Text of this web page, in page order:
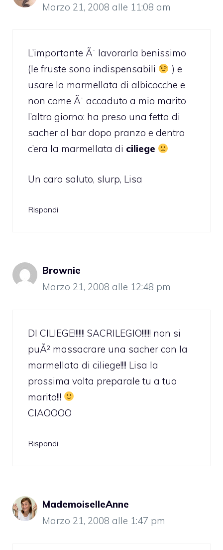
Marzo 21, 2008 alle 11:08 am
L’importante Ã¨ lavorarla benissimo
(le fruste sono indispensabili
) e
usare la marmellata di albicocche e
non come Ã¨ accaduto a mio marito
l’altro giorno: ha preso una fetta di
sacher al bar dopo pranzo e dentro
c’era la marmellata di ciliege
Un caro saluto, slurp, Lisa
Rispondi
Brownie
Marzo 21, 2008 alle 12:48 pm
DI CILIEGE!!!!!!! SACRILEGIO!!!!!! non si
puÃ² massacrare una sacher con la
marmellata di ciliege!!!! Lisa la
prossima volta preparale tu a tuo
marito!!!
CIAOOOO
Rispondi
MademoiselleAnne
Marzo 21, 2008 alle 1:47 pm